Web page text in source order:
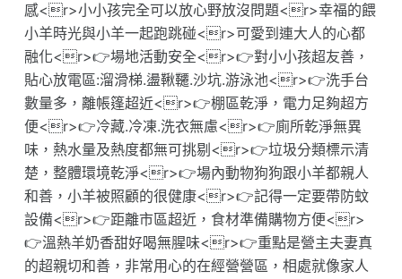
感<r>小小孩完全可以放心野放沒問題<r>幸福的餵
小羊時光與小羊一起跑跳碰<r>可愛到連大人的心都
融化<r>👉場地活動安全<r>👉對小小孩超友善，
貼心放電區:溜滑梯.盪鞦韆.沙坑.游泳池<r>👉洗手台
數量多，離帳篷超近<r>👉棚區乾淨，電力足夠超方
便<r>👉冷藏.冷凍.洗衣無慮<r>👉廁所乾淨無異
味，熱水量及熱度都無可挑剔<r>👉垃圾分類標示清
楚，整體環境乾淨<r>👉場內動物狗狗跟小羊都親人
和善，小羊被照顧的很健康<r>👉記得一定要帶防蚊
設備<r>👉距離市區超近，食材準備購物方便<r>
👉溫熱羊奶香甜好喝無腥味<r>👉重點是營主夫妻真
的超親切和善，非常用心的在經營營區，相處就像家人